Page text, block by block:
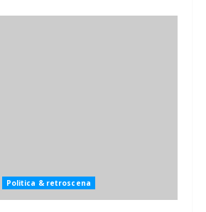
Politica & retroscena